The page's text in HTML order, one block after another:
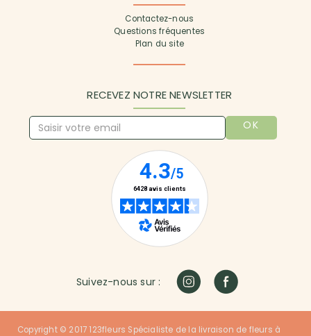
Contactez-nous
Questions fréquentes
Plan du site
RECEVEZ NOTRE NEWSLETTER
OK
Suivez-nous sur :
Copyright © 2017 123fleurs Spécialiste de la livraison de fleurs à